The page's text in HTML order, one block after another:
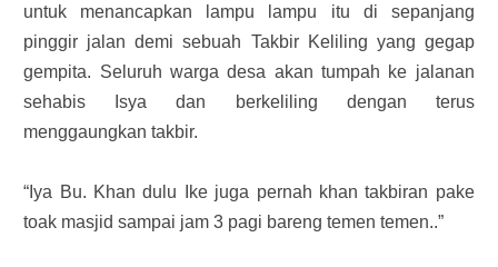
untuk menancapkan lampu lampu itu di sepanjang
pinggir jalan demi sebuah Takbir Keliling yang gegap
gempita. Seluruh warga desa akan tumpah ke jalanan
sehabis Isya dan berkeliling dengan terus
menggaungkan takbir.
“Iya Bu. Khan dulu Ike juga pernah khan takbiran pake
toak masjid sampai jam 3 pagi bareng temen temen..”